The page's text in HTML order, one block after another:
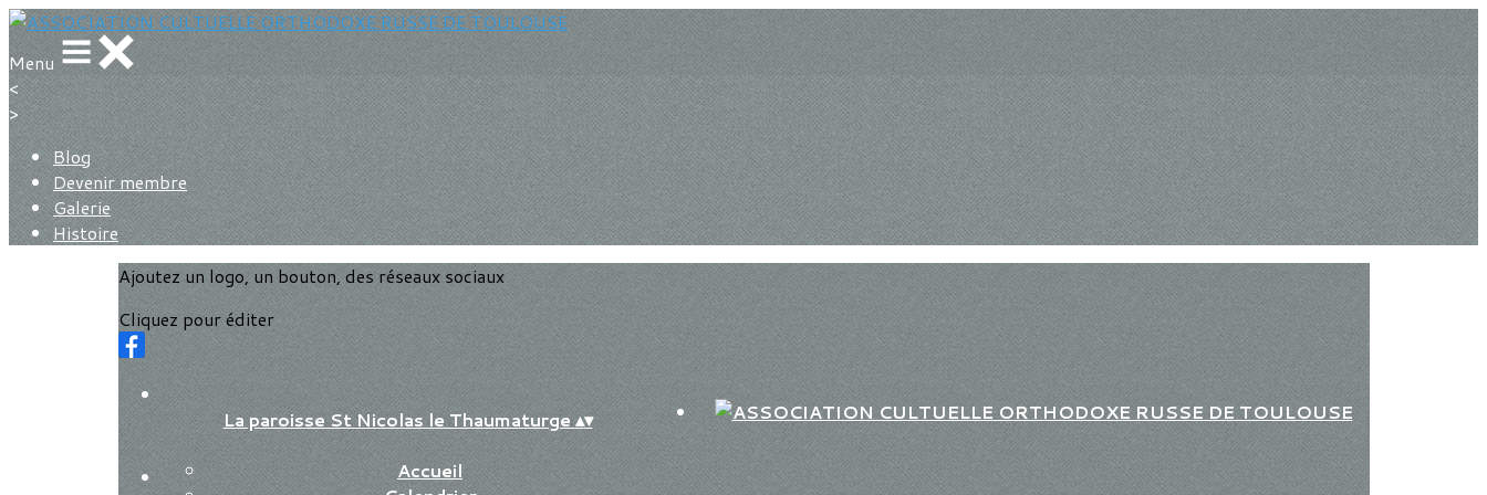
Menu
<
>
Blog
Devenir membre
Galerie
Histoire
Ajoutez un logo, un bouton, des réseaux sociaux
Cliquez pour éditer
La paroisse St Nicolas le Thaumaturge▴▾
Accueil